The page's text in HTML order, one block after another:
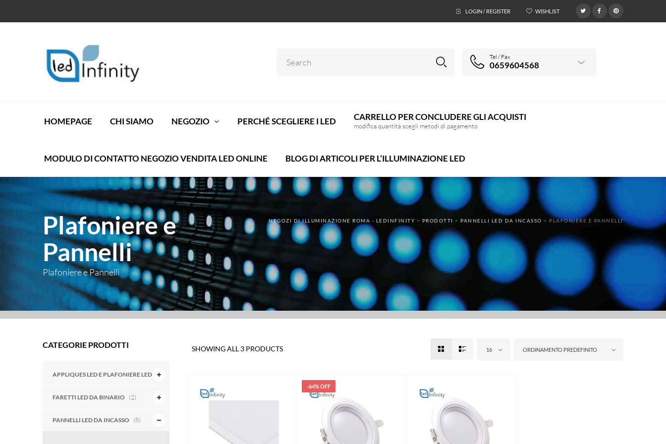
LOGIN / REGISTER WISHLIST
Tel / Fax
0659604568
HOMEPAGE CHI SIAMO NEGOZIO PERCHÉ SCEGLIERE I LED CARRELLO PER CONCLUDERE GLI ACQUISTI
modifica quantità scegli metodi di pagamento
MODULO DI CONTATTO NEGOZIO VENDITA LED ONLINE BLOG DI ARTICOLI PER L’ILLUMINAZIONE LED
NEGOZI DI ILLUMINAZIONE ROMA - LEDINFINITY > PRODOTTI > PANNELLI LED DA INCASSO > PLAFONIERE E PANNELLI
Plafoniere e
Pannelli
Plafoniere e Pannelli
CATEGORIE PRODOTTI
APPLIQUES LED E PLAFONIERE LED (6)
FARETTI LED DA BINARIO (2)
PANNELLI LED DA INCASSO (8)
SHOWING ALL 3 PRODUCTS 16 ORDINAMENTO PREDEFINITO
-64% OFF